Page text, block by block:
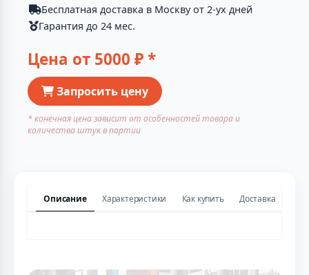
Бесплатная доставка в Москву от 2-ух дней
Гарантия до 24 мес.
Цена от 5000 ₽ *
Запросить цену
* конечная цена зависит от особенностей товара и
количества штук в партии
Описание Характеристики Как купить Доставка